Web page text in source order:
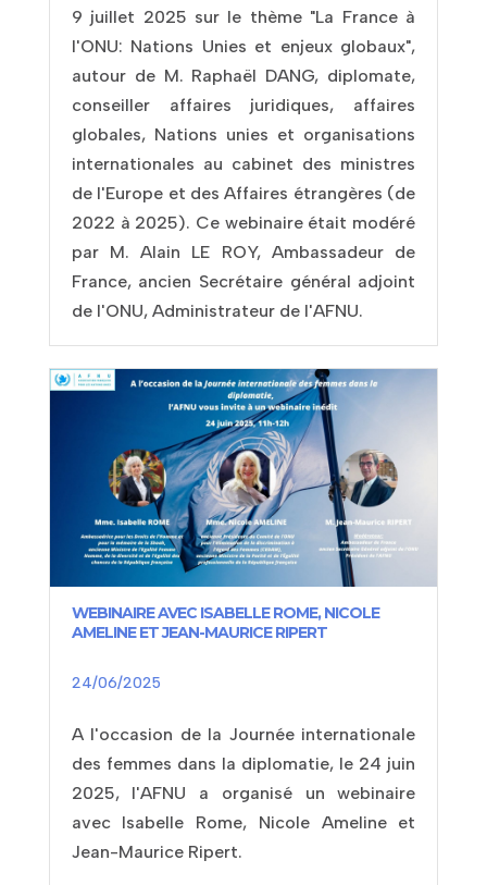
9 juillet 2025 sur le thème "La France à
l'ONU: Nations Unies et enjeux globaux",
autour de M. Raphaël DANG, diplomate,
conseiller affaires juridiques, affaires
globales, Nations unies et organisations
internationales au cabinet des ministres
de l'Europe et des Affaires étrangères (de
2022 à 2025). Ce webinaire était modéré
par M. Alain LE ROY, Ambassadeur de
France, ancien Secrétaire général adjoint
de l'ONU, Administrateur de l'AFNU.
WEBINAIRE AVEC ISABELLE ROME, NICOLE
AMELINE ET JEAN-MAURICE RIPERT
A l'occasion de la Journée internationale
des femmes dans la diplomatie, le 24 juin
2025, l'AFNU a organisé un webinaire
avec Isabelle Rome, Nicole Ameline et
Jean-Maurice Ripert.
24/06/2025